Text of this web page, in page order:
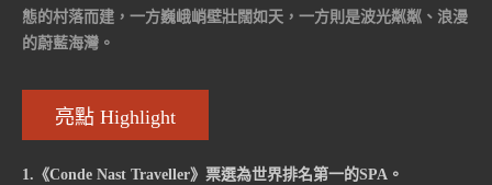
態的村落而建，一方巍峨峭壁壯闊如天，一方則是波光粼粼、浪漫
的蔚藍海灣。
亮點 Highlight
1.《Conde Nast Traveller》票選為世界排名第一的SPA。